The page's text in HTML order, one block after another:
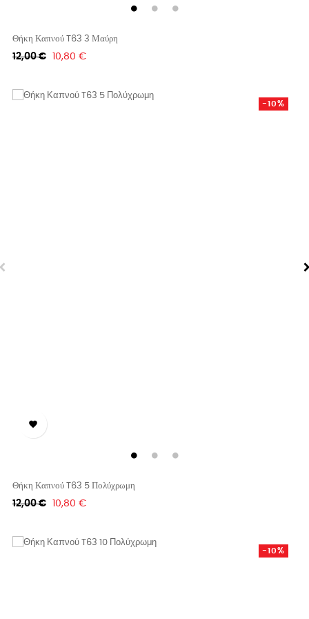
Θήκη Καπνού T63 3 Μαύρη
Κανονική
12,00 € Τιμή
10,80 €

Θήκη Καπνού T63 5 Πολύχρωμη
Κανονική
12,00 €
-10%
Τιμή
10,80 €
-10%